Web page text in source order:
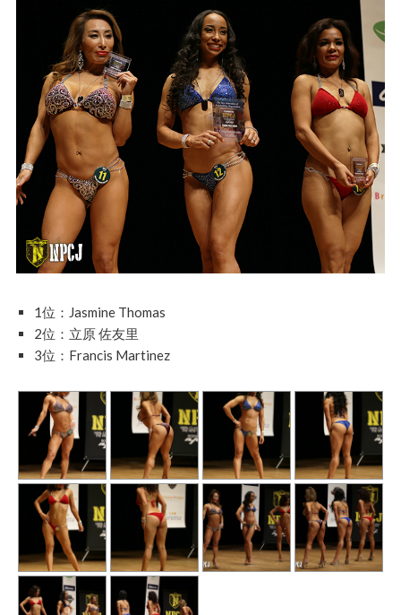
1位：Jasmine Thomas
2位：立原 佐友里
3位：Francis Martinez